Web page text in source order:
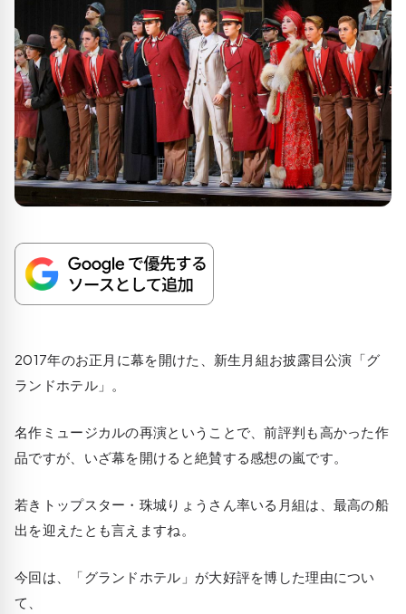
2017年のお正月に幕を開けた、新生月組お披露目公演「グ
ランドホテル」。
名作ミュージカルの再演ということで、前評判も高かった作
品ですが、いざ幕を開けると絶賛する感想の嵐です。
若きトップスター・珠城りょうさん率いる月組は、最高の船
出を迎えたとも言えますね。
今回は、「グランドホテル」が大好評を博した理由につい
て、